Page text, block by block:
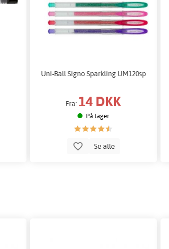
Uni-Ball Signo Sparkling UM120sp
Fra: 14 DKK
På lager
Se alle